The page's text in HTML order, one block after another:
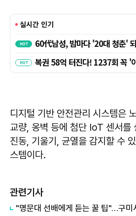
디지털 기반 안전관리 시스템은
교량, 옹벽 등에 첨단 IoT 센서를
진동, 기울기, 균열을 감지할 수
스템이다.
관련기사